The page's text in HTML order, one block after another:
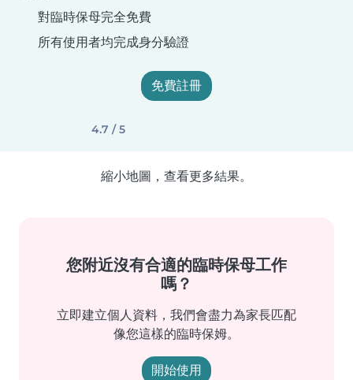
對臨時保母完全免費
所有使用者均完成身分驗證
免費註冊
4.7 / 5
縮小地圖，查看更多結果。
您附近沒有合適的臨時保母工作
嗎？
立即建立個人資料，我們會盡力為家長匹配
像您這樣的臨時保姆。
開始使用